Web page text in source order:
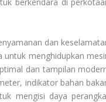
dan
untuk menghidupkan
dan tampilan
indikator bahan
mengisi daya